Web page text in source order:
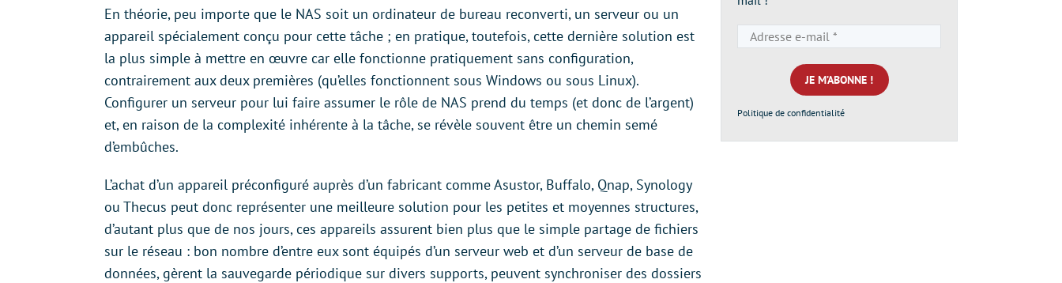
En théorie, peu importe que le NAS soit un ordinateur de bureau reconverti, un serveur ou un
appareil spécialement conçu pour cette tâche ; en pratique, toutefois, cette dernière solution est
la plus simple à mettre en œuvre car elle fonctionne pratiquement sans configuration,
contrairement aux deux premières (qu’elles fonctionnent sous Windows ou sous Linux).
Configurer un serveur pour lui faire assumer le rôle de NAS prend du temps (et donc de l’argent)
et, en raison de la complexité inhérente à la tâche, se révèle souvent être un chemin semé
d’embûches.
L’achat d’un appareil préconfiguré auprès d’un fabricant comme Asustor, Buffalo, Qnap, Synology
ou Thecus peut donc représenter une meilleure solution pour les petites et moyennes structures,
d’autant plus que de nos jours, ces appareils assurent bien plus que le simple partage de fichiers
sur le réseau : bon nombre d’entre eux sont équipés d’un serveur web et d’un serveur de base de
données, gèrent la sauvegarde périodique sur divers supports, peuvent synchroniser des dossiers
e-
mail
*
Politique de confidentialité